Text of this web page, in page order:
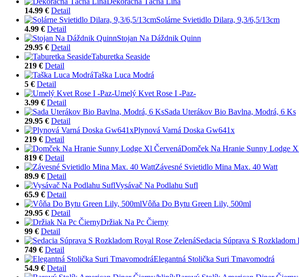
14.99 € Detail
Solárne Svietidlo Dilara, 9,3/6,5/13cm
4.99 € Detail
Stojan Na Dáždnik Quinn
29.95 € Detail
Taburetka Seaside
219 € Detail
Taška Luca Modrá
5 € Detail
Umelý Kvet Rose I -Paz-
3.99 € Detail
Sada Uterákov Bio Bavlna, Modrá, 6 Ks
29.95 € Detail
Plynová Varná Doska Gw641x
219 € Detail
Domček Na Hranie Sunny Lodge
819 € Detail
Závesné Svietidlo Mina Max. 40 Watt
89.9 € Detail
Vysávač Na Podlahu Sufl
65.9 € Detail
Vôňa Do Bytu Green Lily, 500ml
29.95 € Detail
Držiak Na Pc Čierny
99 € Detail
Sedacia Súprava S Rozkladom
749 € Detail
Elegantná Stolička Suri Tmavomodrá
54.9 € Detail